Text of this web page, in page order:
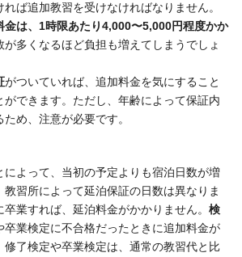
ば追加教習を受けなければなりません。
金は、1時限あたり4,000〜5,000円程度かか
が多くなるほど負担も増えてしまうでしょ
がついていれば、追加料金を気にすること
ができます。ただし、年齢によって保証内
め、注意が必要です。
によって、当初の予定よりも宿泊日数が増
教習所によって延泊保証の日数は異なりま
卒業すれば、延泊料金がかかりません。 検
卒業検定に不合格だったときに追加料金が
了検定や卒業検定は、通常の教習代と比